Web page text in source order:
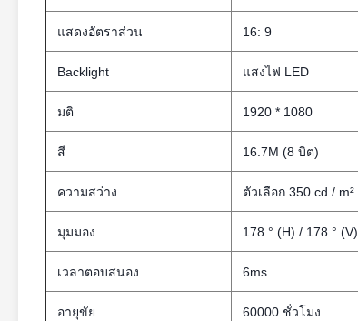
แสดงอัตราส่วน 16: 9
Backlight แสงไฟ LED
มติ 1920 * 1080
สี 16.7M (8 บิต)
ความสว่าง ตัวเลือก 350 cd / m²
มุมมอง 178 ° (H) / 178 ° (V)
เวลาตอบสนอง 6ms
อายุขัย 60000 ชั่วโมง